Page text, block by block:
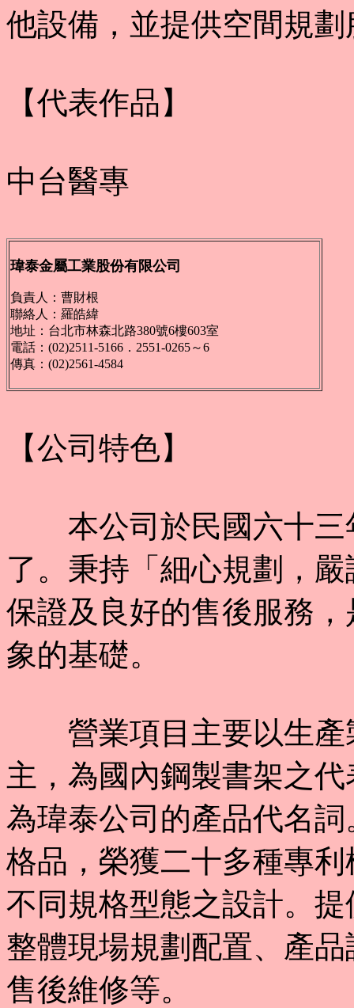
他設備，並提供空間規劃
【代表作品】
中台醫專
瑋泰金屬工業股份有限公司
負責人：曹財根
聯絡人：羅皓緯
地址：台北市林森北路380號6樓603室
電話：(02)2511-5166．2551-0265～6
傳真：(02)2561-4584
【公司特色】
本公司於民國六十三
了。秉持「細心規劃，
保證及良好的售後服務
象的基礎。
營業項目主要以生產
主，為國內鋼製書架之
為瑋泰公司的產品代名
格品，榮獲二十多種專
不同規格型態之設計。
整體現場規劃配置、產
售後維修等。